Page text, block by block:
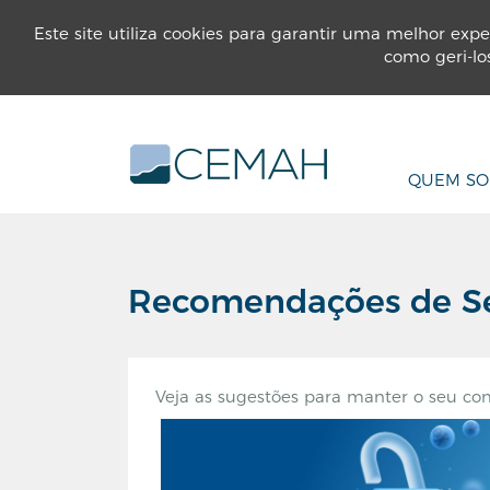
Este site utiliza cookies para garantir uma melhor
como geri-
INSTITUCIONAL PARTICULARES
QUEM
Recomendações de
Veja as sugestões para manter o seu